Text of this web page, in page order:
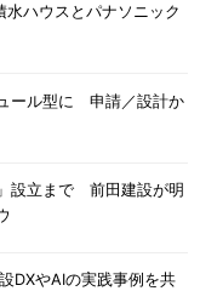
ハウスとパナソニック
ール型に 申請／設計か
設立まで 前田建設が明
DXやAIの実践事例を共